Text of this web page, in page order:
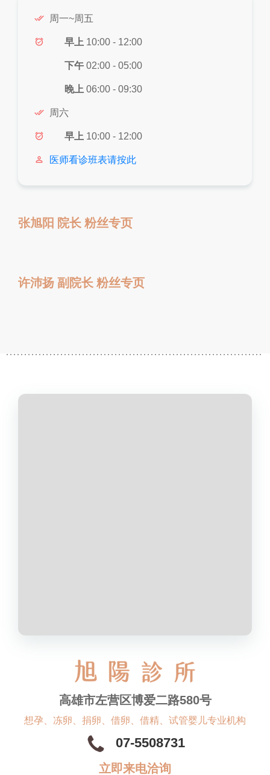
done_all 周一~周五
alarm_on 早上 10:00 - 12:00
下午 02:00 - 05:00
晚上 06:00 - 09:30
done_all 周六
alarm_on 早上 10:00 - 12:00
person_outline 医师看诊班表请按此
张旭阳 院长 粉丝专页
许沛扬 副院长 粉丝专页
高雄市左营区博爱二路580号
想孕、冻卵、捐卵、借卵、借精、试管婴儿专业机构
07-5508731
立即来电洽询